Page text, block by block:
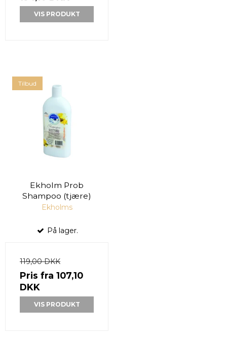
VIS PRODUKT
Tilbud
Ekholm Prob
Shampoo (tjære)
Ekholms
På lager.
119,00 DKK
Pris fra 107,10
DKK
VIS PRODUKT